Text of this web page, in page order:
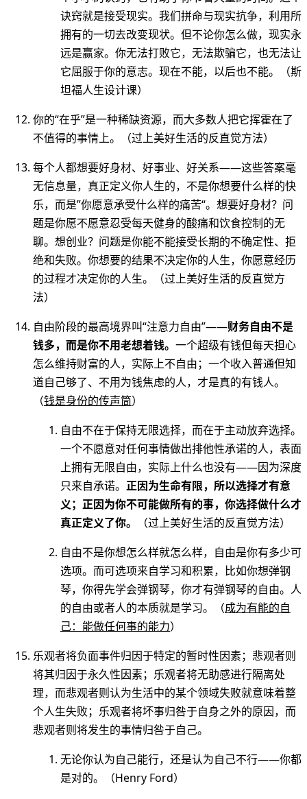
诀窍就是接受现实。我们拼命与现实抗争，利用所
拥有的一切去改变现状。但不论你怎么做，现实永
远是赢家。你无法打败它，无法欺骗它，也无法让
它屈服于你的意志。现在不能，以后也不能。（斯
坦福人生设计课）
你的“在乎”是一种稀缺资源，而大多数人把它挥霍在了
不值得的事情上。（过上美好生活的反直觉方法）
每个人都想要好身材、好事业、好关系——这些答案毫
无信息量，真正定义你人生的，不是你想要什么样的快
乐，而是”你愿意承受什么样的痛苦“。想要好身材？问
题是你愿不愿意忍受每天健身的酸痛和饮食控制的无
聊。想创业？问题是你能不能接受长期的不确定性、拒
绝和失败。你想要的结果不决定你的人生，你愿意经历
的过程才决定你的人生。（过上美好生活的反直觉方
法）
自由阶段的最高境界叫“注意力自由”——财务自由不是
钱多，而是你不用老想着钱。 一个超级有钱但每天担心
怎么维持财富的人，实际上不自由；一个收入普通但知
道自己够了、不用为钱焦虑的人，才是真的有钱人。
（钱是身份的传声筒）
自由不在于保持无限选择，而在于主动放弃选择。
一个不愿意对任何事情做出排他性承诺的人，表面
上拥有无限自由，实际上什么也没有——因为深度
只来自承诺。 正因为生命有限，所以选择才有意
义；正因为你不可能做所有的事，你选择做什么才
真正定义了你。
（过上美好生活的反直觉方法）
自由不是你想怎么样就怎么样，自由是你有多少可
选项。而可选项来自学习和积累，比如你想弹钢
琴，你得先学会弹钢琴，你才有弹钢琴的自由。人
的自由或者人的本质就是学习。（成为有能的自
己：能做任何事的能力）
乐观者将负面事件归因于特定的暂时性因素；悲观者则
将其归因于永久性因素；乐观者将无助感进行隔离处
理，而悲观者则认为生活中的某个领域失败就意味着整
个人生失败；乐观者将坏事归咎于自身之外的原因，而
悲观者则将发生的事情归咎于自己。
无论你认为自己能行，还是认为自己不行——你都
是对的。（Henry Ford）